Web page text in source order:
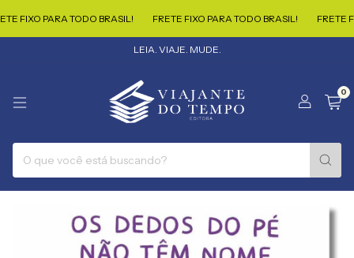
PARA TODO BRASIL! FRETE FIXO PARA TODO BRASIL! FRETE FIXO
LEIA. VIAJE. MUDE.
0